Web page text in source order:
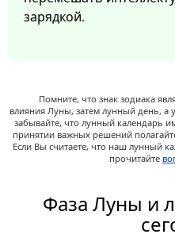
зарядкой.
Помните, что знак зодиака
влияния Луны, затем лунный день,
забывайте, что лунный календарь
принятии важных решений
Если Вы считаете, что наш лунный
прочитайте
Фаза Луны и